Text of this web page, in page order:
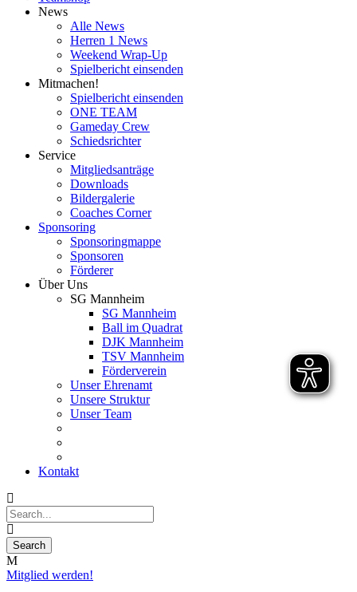
News
Alle News
Herren 1 News
Weekend Wrap-Up
Spielbericht einsenden
Mitmachen!
Spielbericht einsenden
ONE TEAM
Gameday Crew
Schiedsrichter
Service
Mitgliedsanträge
Downloads
Bildergalerie
Coaches Corner
Sponsoring
Sponsoringmappe
Sponsoren
Förderer
Über Uns
SG Mannheim
SG Mannheim
Ball im Quadrat
DJK Mannheim
TSV Mannheim
Förderverein
Unser Ehrenamt
Unsere Struktur
Unser Team
Kontakt
Mitglied werden!